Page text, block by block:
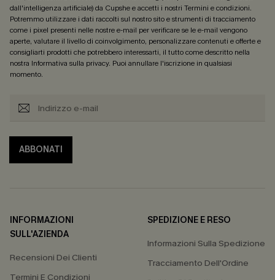
dall'intelligenza artificiale) da Cupshe e accetti i nostri Termini e condizioni.
Potremmo utilizzare i dati raccolti sul nostro sito e strumenti di tracciamento
come i pixel presenti nelle nostre e-mail per verificare se le e-mail vengono
aperte, valutare il livello di coinvolgimento, personalizzare contenuti e offerte e
consigliarti prodotti che potrebbero interessarti, il tutto come descritto nella
nostra Informativa sulla privacy. Puoi annullare l'iscrizione in qualsiasi
momento.
ABBONATI
INFORMAZIONI
SULL'AZIENDA
Recensioni Dei Clienti
Termini E Condizioni
SPEDIZIONE E RESO
Informazioni Sulla Spedizione
Tracciamento Dell'Ordine